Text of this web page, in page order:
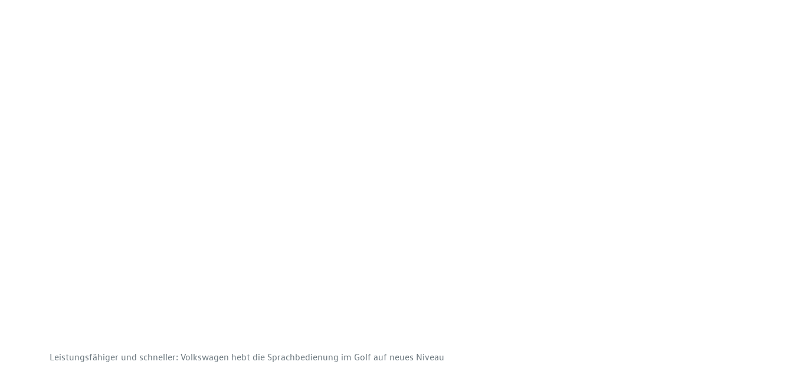
Leistungsfähiger und schneller: Volkswagen hebt die Sprachbedienung im Golf auf neues Niveau